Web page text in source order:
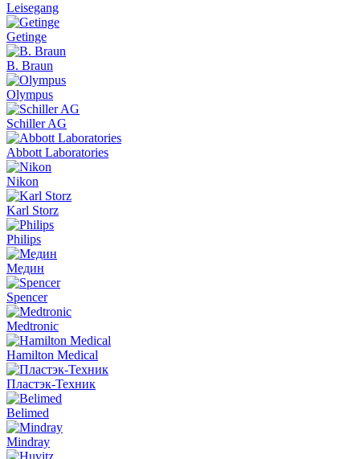
Leisegang
Getinge
B. Braun
Olympus
Schiller AG
Abbott Laboratories
Nikon
Karl Storz
Philips
Медин
Spencer
Medtronic
Hamilton Medical
Пластэк-Техник
Belimed
Mindray